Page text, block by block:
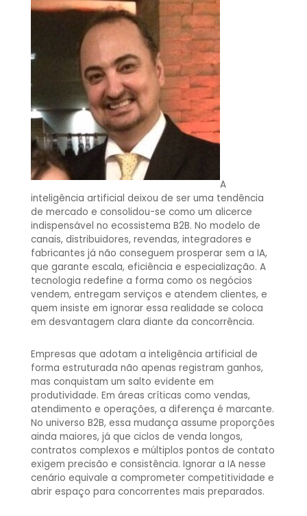
A
inteligência artificial deixou de ser uma tendência
de mercado e consolidou-se como um alicerce
indispensável no ecossistema B2B. No modelo de
canais, distribuidores, revendas, integradores e
fabricantes já não conseguem prosperar sem a IA,
que garante escala, eficiência e especialização. A
tecnologia redefine a forma como os negócios
vendem, entregam serviços e atendem clientes, e
quem insiste em ignorar essa realidade se coloca
em desvantagem clara diante da concorrência.
Empresas que adotam a inteligência artificial de
forma estruturada não apenas registram ganhos,
mas conquistam um salto evidente em
produtividade. Em áreas críticas como vendas,
atendimento e operações, a diferença é marcante.
No universo B2B, essa mudança assume proporções
ainda maiores, já que ciclos de venda longos,
contratos complexos e múltiplos pontos de contato
exigem precisão e consistência. Ignorar a IA nesse
cenário equivale a comprometer competitividade e
abrir espaço para concorrentes mais preparados.